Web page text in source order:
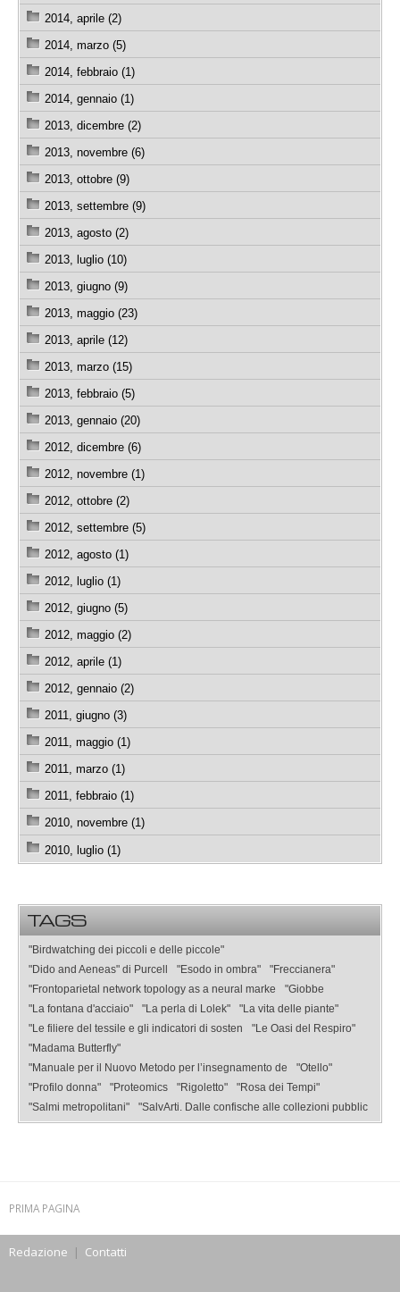
2014, aprile (2)
2014, marzo (5)
2014, febbraio (1)
2014, gennaio (1)
2013, dicembre (2)
2013, novembre (6)
2013, ottobre (9)
2013, settembre (9)
2013, agosto (2)
2013, luglio (10)
2013, giugno (9)
2013, maggio (23)
2013, aprile (12)
2013, marzo (15)
2013, febbraio (5)
2013, gennaio (20)
2012, dicembre (6)
2012, novembre (1)
2012, ottobre (2)
2012, settembre (5)
2012, agosto (1)
2012, luglio (1)
2012, giugno (5)
2012, maggio (2)
2012, aprile (1)
2012, gennaio (2)
2011, giugno (3)
2011, maggio (1)
2011, marzo (1)
2011, febbraio (1)
2010, novembre (1)
2010, luglio (1)
TAGS
"Birdwatching dei piccoli e delle piccole"
"Dido and Aeneas" di Purcell
"Esodo in ombra"
"Freccianera"
"Frontoparietal network topology as a neural marke
"Giobbe
"La fontana d'acciaio"
"La perla di Lolek"
"La vita delle piante"
"Le filiere del tessile e gli indicatori di sosten
"Le Oasi del Respiro"
"Madama Butterfly"
"Manuale per il Nuovo Metodo per l’insegnamento de
"Otello"
"Profilo donna"
"Proteomics "Rigoletto"
"Rosa dei Tempi"
"Salmi metropolitani"
"SalvArti. Dalle confische alle collezioni pubblic
PRIMA PAGINA
Redazione | Contatti